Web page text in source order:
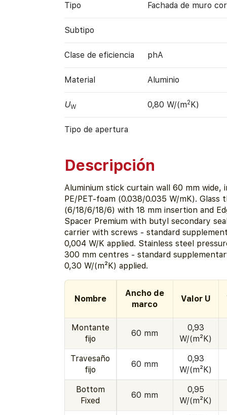
Tipo Fachada de muro
Subtipo
Clase de eficiencia phA
Material Aluminio
UW 0,80 W/(m2 K)
Tipo de apertura
Descripción
Aluminium stick curtain wall 60 mm wide,
PE/PET-foam (0.038/0.035 W/mK). Glass
(6/18/6/18/6) with 18 mm insertion and
Spacer Premium with butyl secondary
carrier with screws - standard
0,004 W/K applied. Stainless steel
300 mm centres - standard
0,30 W/(m²K) applied.
Nombre
Ancho de
marco
Valor U
Montante
fijo
60 mm
0,93
W/(m²K)
Travesaño
fijo
60 mm
0,93
W/(m²K)
Bottom
Fixed
60 mm
0,95
W/(m²K)